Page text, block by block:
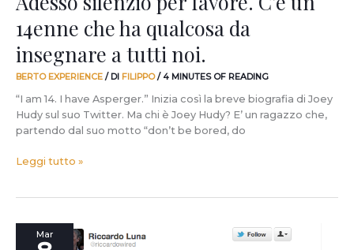
14enne che ha qualcosa da
insegnare a tutti noi.
BERTO EXPERIENCE / DI FILIPPO/4 MINUTES OF READING
“I am 14. I have Asperger.” Inizia così la breve biografia di Joey
Hudy sul suo Twitter. Ma chi è Joey Hudy? E’ un ragazzo che,
partendo dal suo motto “don’t be bored, do
tutti
Leggi tutto »
Mar
World
Wide